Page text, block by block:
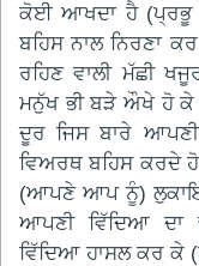
ਕੋਈ ਆਖਦਾ ਹੈ (ਪ੍ਰਭੂ
ਬਹਿਸ ਨਾਲ ਨਿਰਣਾ
ਰਹਿਣ ਵਾਲੀ ਮੱਛੀ
ਮਨੁੱਖ ਭੀ ਬੜੇ ਔਖੇ ਹੋ ਕੇ
ਦੂਰ ਜਿਸ ਬਾਰੇ
ਵਿਅਰਥ ਬਹਿਸ ਕਰਦੇ
(ਆਪਣੇ ਆਪ ਨੂੰ)
ਆਪਣੀ ਵਿੱਦਿਆ ਦਾ
ਵਿੱਦਿਆ ਹਾਸਲ ਕਰ ਕੇ